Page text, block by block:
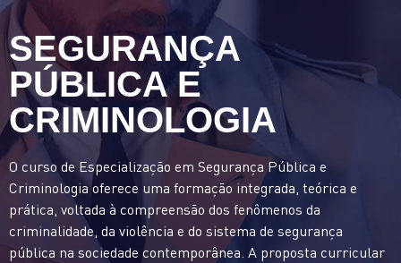
SEGURANÇA
PÚBLICA E
CRIMINOLOGIA
O curso de Especialização em Segurança Pública e
Criminologia oferece uma formação integrada, teórica e
prática, voltada à compreensão dos fenômenos da
criminalidade, da violência e do sistema de segurança
pública na sociedade contemporânea. A proposta curricular